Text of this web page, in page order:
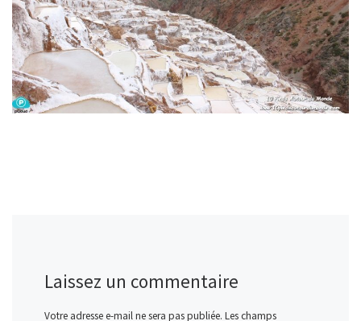
Laissez un commentaire
Votre adresse e-mail ne sera pas publiée. Les champs